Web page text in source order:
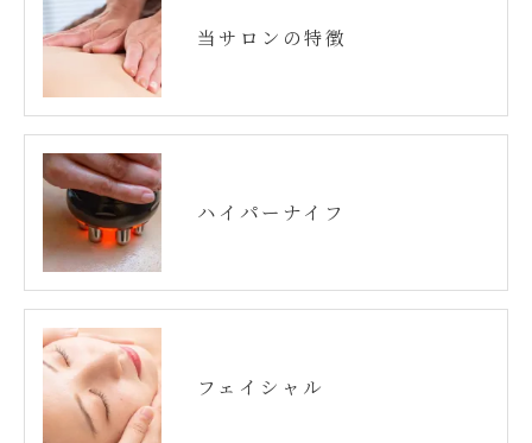
当サロンの特徴
ハイパーナイフ
フェイシャル